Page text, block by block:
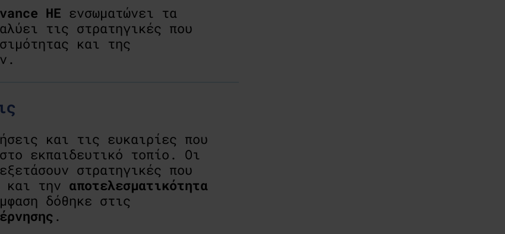
HE ενσωματώνει τα
τις στρατηγικές που
και της
και τις ευκαιρίες που
εκπαιδευτικό τοπίο. Οι
στρατηγικές που
και την αποτελεσματικότητα
δόθηκε στις
.